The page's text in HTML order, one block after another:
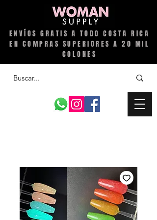
ENVÍOS GRATIS A TODO COSTA RICA
EN COMPRAS SUPERIORES A 20 MIL
COLONES